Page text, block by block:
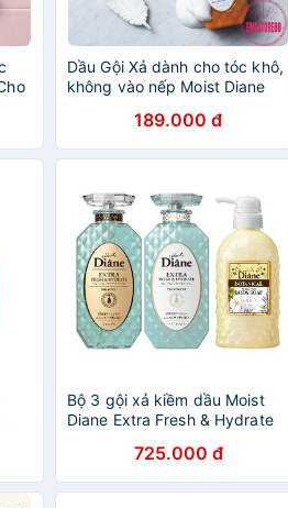
Dầu Gội Xả dành cho tóc khô,
không vào nếp Moist Diane
dầu số 1 nhật bản
189.000 đ
Bộ 3 gội xả kiềm dầu Moist
Diane Extra Fresh & Hydrate
Diane 500ml725.000 đ